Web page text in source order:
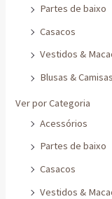
Partes de baixo
Casacos
Vestidos &
Blusas & Camisas
Ver por Categoria
Acessórios
Partes de baixo
Casacos
Vestidos &